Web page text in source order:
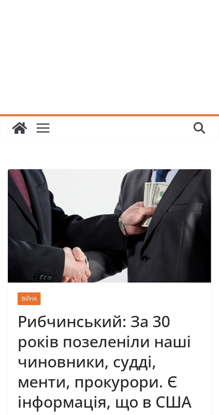
ВІЙНА
Рибчинський: За 30
років позеленіли наші
чиновники, суддi,
мeнти, прокурори. Є
інформація, що в США